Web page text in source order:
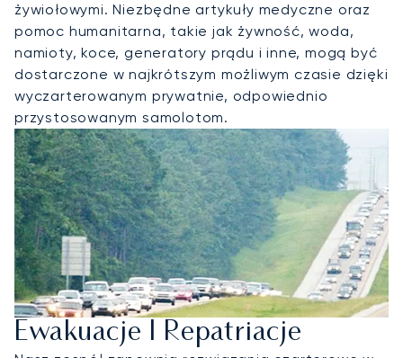
żywiołowymi. Niezbędne artykuły medyczne oraz
pomoc humanitarna, takie jak żywność, woda,
namioty, koce, generatory prądu i inne, mogą być
dostarczone w najkrótszym możliwym czasie dzięki
wyczarterowanym prywatnie, odpowiednio
przystosowanym samolotom.
Ewakuacje I Repatriacje